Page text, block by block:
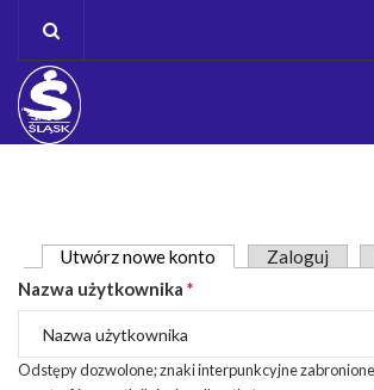
content
Zakładki podstawowe
Utwórz nowe konto (aktywna karta)
Zaloguj
Nazwa użytkownika *
Odstępy dozwolone; znaki interpunkcyjne